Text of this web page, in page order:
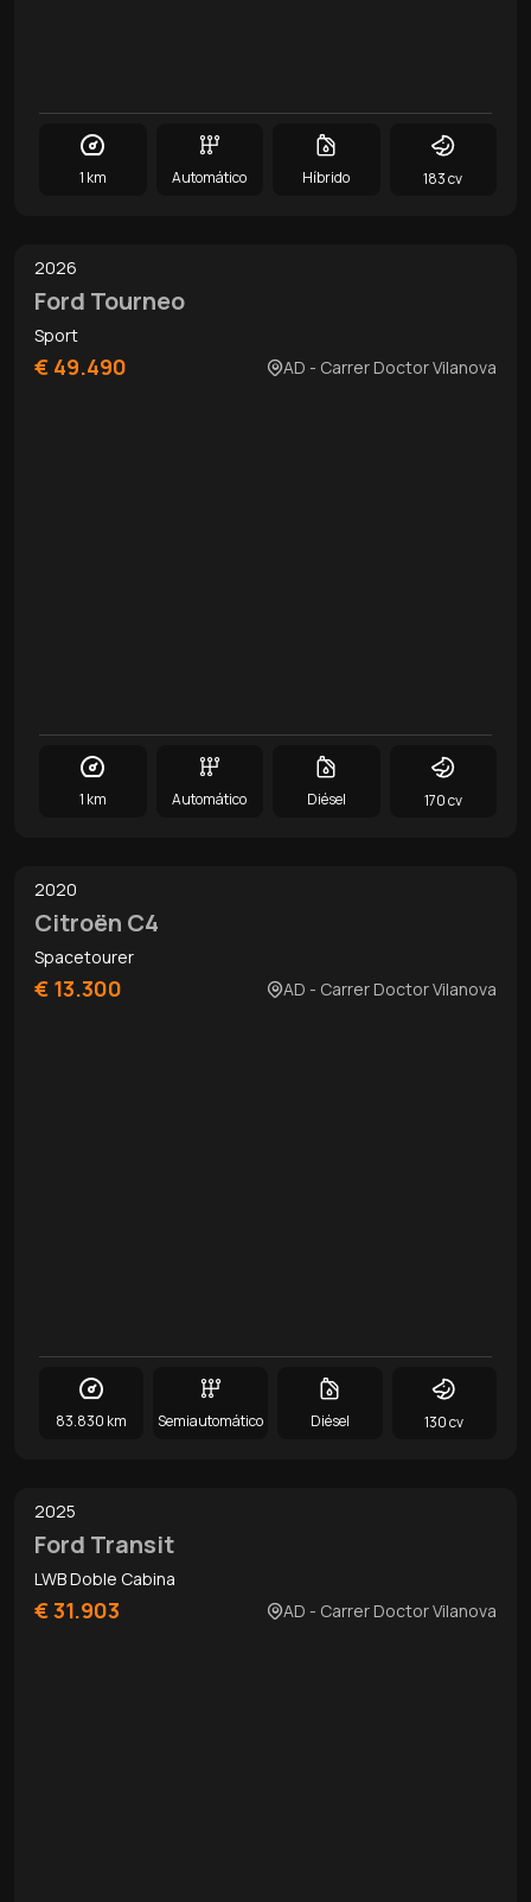
1 km Automático Híbrido 183 cv
2026
Ford Tourneo
Sport
€ 49.490 AD - Carrer Doctor Vilanova
1 km Automático Diésel 170 cv
2020
Citroën C4
Spacetourer
€ 13.300 AD - Carrer Doctor Vilanova
83.830 km Semiautomático Diésel 130 cv
2025
Ford Transit
LWB Doble Cabina
€ 31.903 AD - Carrer Doctor Vilanova